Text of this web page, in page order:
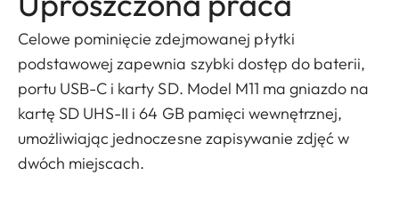
Celowe pominięcie zdejmowanej płytki
podstawowej zapewnia szybki dostęp do baterii,
portu USB-C i karty SD. Model M11 ma gniazdo na
kartę SD UHS-II i 64 GB pamięci wewnętrznej,
umożliwiając jednoczesne zapisywanie zdjęć w
dwóch miejscach.